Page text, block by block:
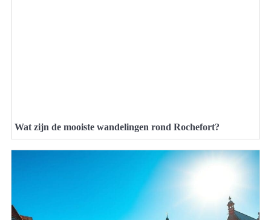
Wat zijn de mooiste wandelingen rond Rochefort?